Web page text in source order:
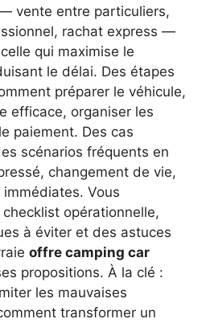
vente entre particuliers,
rachat express —
qui maximise le
le délai. Des étapes
préparer le véhicule,
efficace, organiser les
paiement. Des cas
scénarios fréquents en
changement de vie,
Vous
opérationnelle,
à éviter et des astuces
offre camping car
propositions. À la clé :
les mauvaises
transformer un